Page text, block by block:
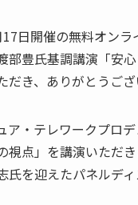
日開催の無料オン
部豊氏基調講演「安
き、ありがとうござ
・テレワークプロ
視点」を講演いただ
を迎えたパネルディ